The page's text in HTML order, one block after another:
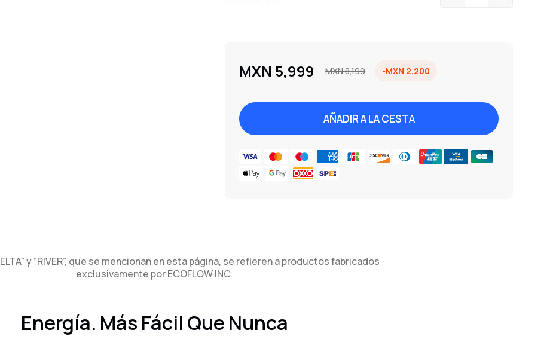
MXN 5,999 MXN 8,199 -MXN 2,200
AÑADIR A LA CESTA
y “RIVER”, que se mencionan en esta página, se refieren a productos fabricados
exclusivamente por ECOFLOW INC.
Energía. Más Fácil Que Nunca